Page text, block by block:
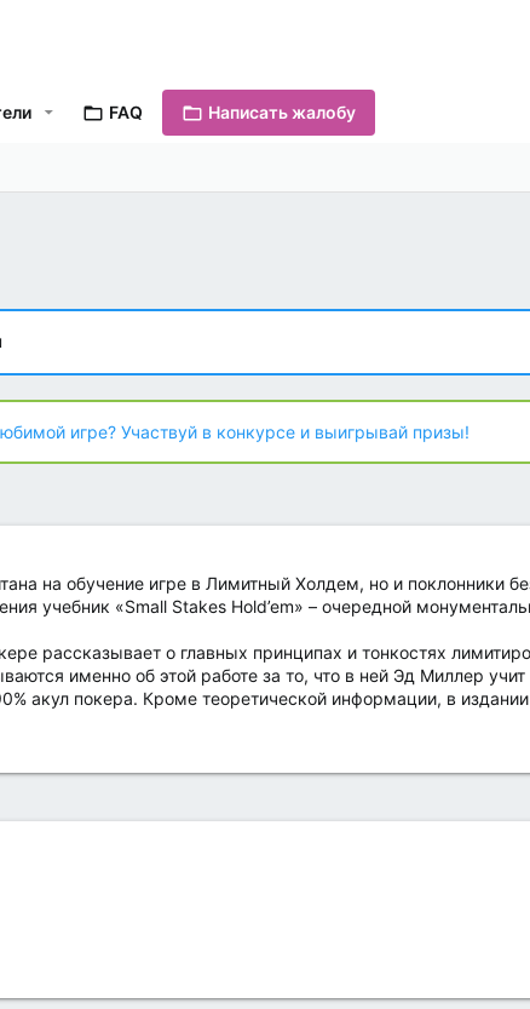
FAQ Написать жалобу
игре? Участвуй в конкурсе и выигрывай призы!
на обучение игре в Лимитный Холдем, но и поклонники
учебник «Small Stakes Hold’em» – очередной
рассказывает о главных принципах и тонкостях
именно об этой работе за то, что в ней Эд Миллер
акул покера. Кроме теоретической информации, в